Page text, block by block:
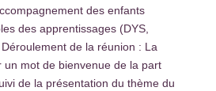
des enfants
des apprentissages (DYS,
de la réunion : La
un mot de bienvenue de la part
de la présentation du thème du